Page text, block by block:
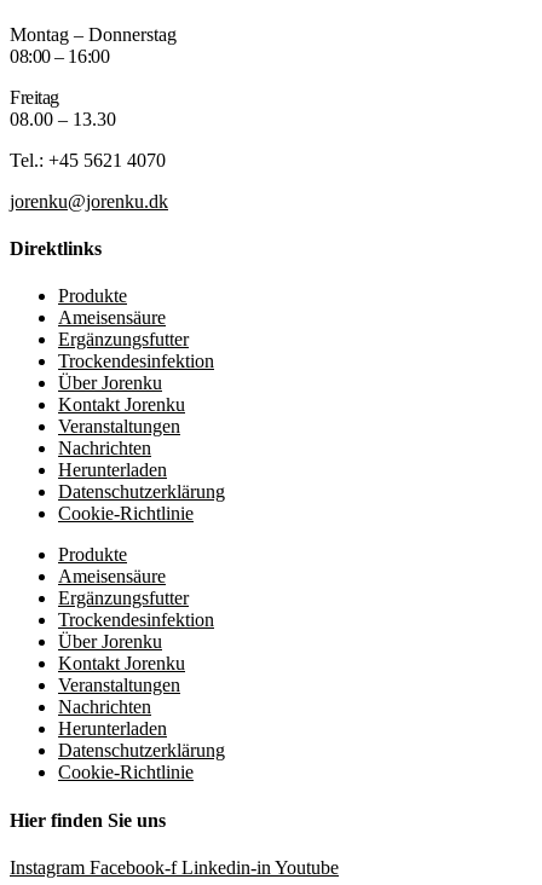
Montag – Donnerstag
08:00 – 16:00
Freitag
08.00 – 13.30
Tel.: +45 5621 4070
jorenku@jorenku.dk
Direktlinks
Produkte
Ameisensäure
Ergänzungsfutter
Trockendesinfektion
Über Jorenku
Kontakt Jorenku
Veranstaltungen
Nachrichten
Herunterladen
Datenschutzerklärung
Cookie-Richtlinie
Produkte
Ameisensäure
Ergänzungsfutter
Trockendesinfektion
Über Jorenku
Kontakt Jorenku
Veranstaltungen
Nachrichten
Herunterladen
Datenschutzerklärung
Cookie-Richtlinie
Hier finden Sie uns
Instagram Facebook-f Linkedin-in Youtube